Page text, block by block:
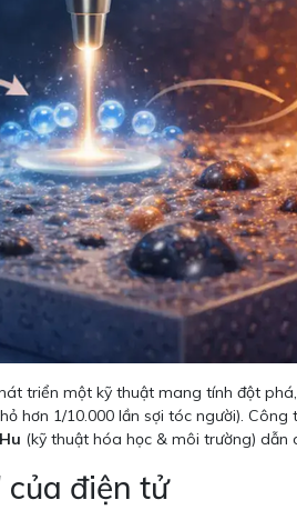
triển một kỹ thuật mang tính đột
hơn 1/10.000 lần sợi tóc người).
(kỹ thuật hóa học & môi trường) dẫn
điện tử